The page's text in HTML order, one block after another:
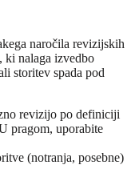
naročila revizijskih
ki nalaga izvedbo
storitev spada pod
revizijo po definiciji
pragom, uporabite
(notranja, posebne)